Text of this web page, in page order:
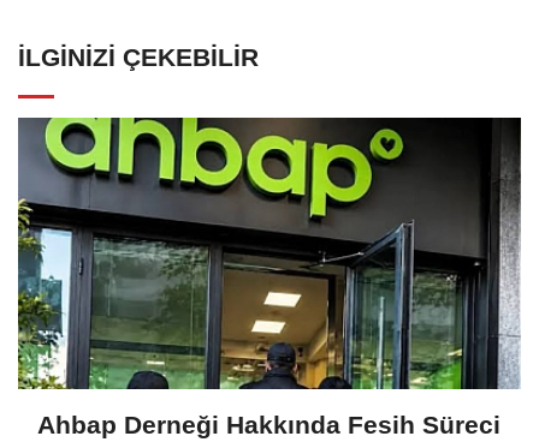
İLGINIZI ÇEKEBILIR
Ahbap Derneği Hakkında Fesih Süreci